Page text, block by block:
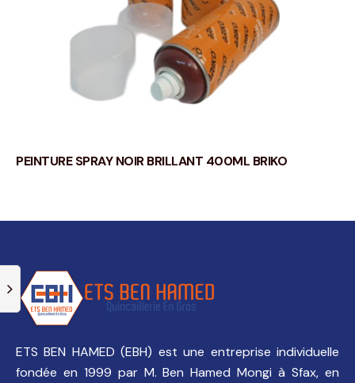
PEINTURE SPRAY NOIR BRILLANT 400ML BRIKO
ETS BEN HAMED (EBH) est une entreprise individuelle
fondée en 1999 par M. Ben Hamed Mongi à Sfax, en